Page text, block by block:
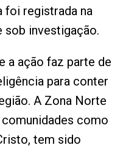
foi registrada na
sob investigação.
a ação faz parte de
para conter
A Zona Norte
como
tem sido